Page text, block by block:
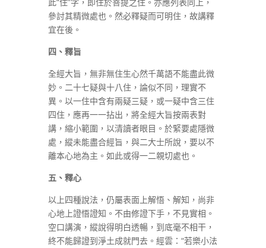
參討其精微處也。然必釋疑而可明住，故講釋
宜在後。
四、釋旨
全經大旨，無非無住生心然千萬語不能盡此微
妙。二十七疑與十八住，論似不同，理實不
異。以一住中含有兩疑三疑，或一疑中含三住
四住，應再一一拈出，將全經大旨按兩表對
講，縮小範圍，以清讀者眼目。於緊要處隱微
處，縱未能盡合經旨，與二大士所說，要以不
離本心地為主。如此或得一二親切處也。
五、釋心
以上四種說法，仍屬表面上解悟、解知，尚非
心地上證悟證知。不由修證下手，不見實相。
空口講演，縱說得明白透暢，到底毫不相干，
終不能歸證到淨土成就門去。經雲：“若樂小法